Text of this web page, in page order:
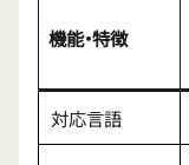
機能・特徴
対応言語